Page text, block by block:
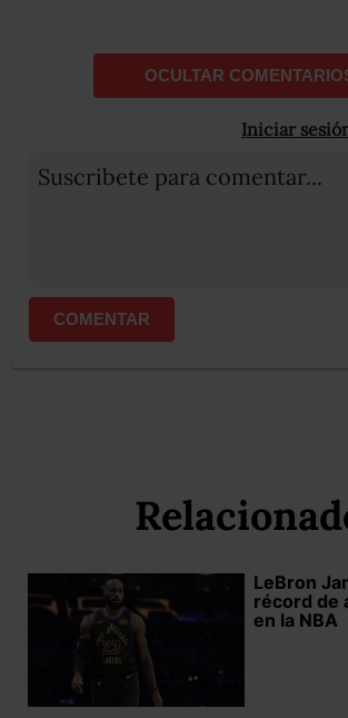
OCULTAR
Iniciar
Suscribete para comentar...
COMENTAR
LeBron
récord de
en la NBA